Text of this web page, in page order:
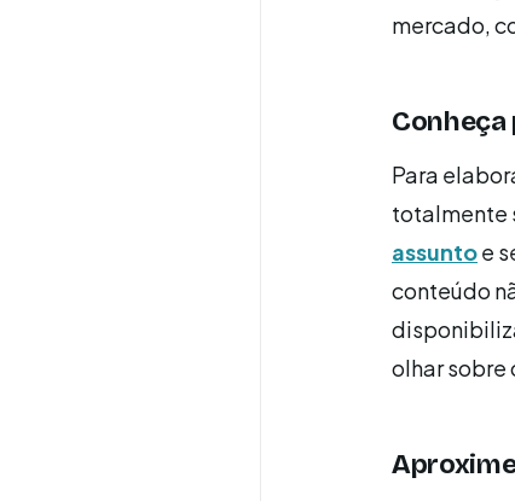
mercado,
Para
totalmente
assuntoe
conteúdo
olhar sobre